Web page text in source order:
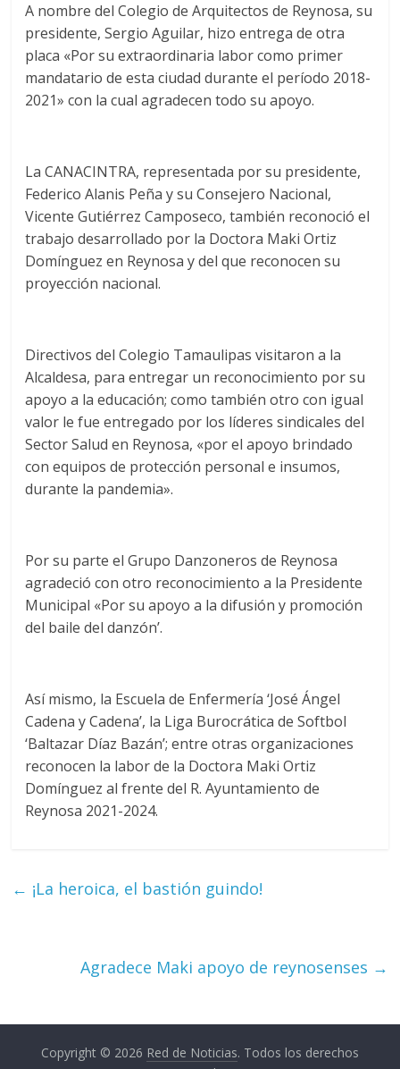
A nombre del Colegio de Arquitectos de Reynosa, su
presidente, Sergio Aguilar, hizo entrega de otra
placa «Por su extraordinaria labor como primer
mandatario de esta ciudad durante el período 2018-
2021» con la cual agradecen todo su apoyo.
La CANACINTRA, representada por su presidente,
Federico Alanis Peña y su Consejero Nacional,
Vicente Gutiérrez Camposeco, también reconoció el
trabajo desarrollado por la Doctora Maki Ortiz
Domínguez en Reynosa y del que reconocen su
proyección nacional.
Directivos del Colegio Tamaulipas visitaron a la
Alcaldesa, para entregar un reconocimiento por su
apoyo a la educación; como también otro con igual
valor le fue entregado por los líderes sindicales del
Sector Salud en Reynosa, «por el apoyo brindado
con equipos de protección personal e insumos,
durante la pandemia».
Por su parte el Grupo Danzoneros de Reynosa
agradeció con otro reconocimiento a la Presidente
Municipal «Por su apoyo a la difusión y promoción
del baile del danzón’.
Así mismo, la Escuela de Enfermería ‘José Ángel
Cadena y Cadena’, la Liga Burocrática de Softbol
‘Baltazar Díaz Bazán’; entre otras organizaciones
reconocen la labor de la Doctora Maki Ortiz
Domínguez al frente del R. Ayuntamiento de
Reynosa 2021-2024.
← ¡La heroica, el bastión guindo!
Agradece Maki apoyo de reynosenses →
Copyright © 2026 Red de Noticias. Todos los derechos